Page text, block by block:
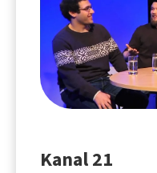
Kanal 21